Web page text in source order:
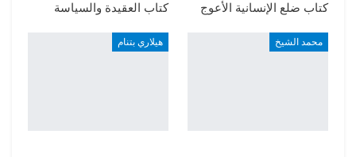
كتاب ضلع الإنسانية الأعوج كتاب العقيدة والسياسة
محمد الشيخ هيلاري بتنام